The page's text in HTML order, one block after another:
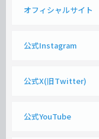
オフィシャルサイト
公式Instagram
公式X(旧Twitter)
公式YouTube